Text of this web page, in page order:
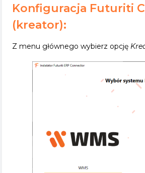
Konfiguracja Futuriti
(kreator):
Z menu głównego wybierz opcję